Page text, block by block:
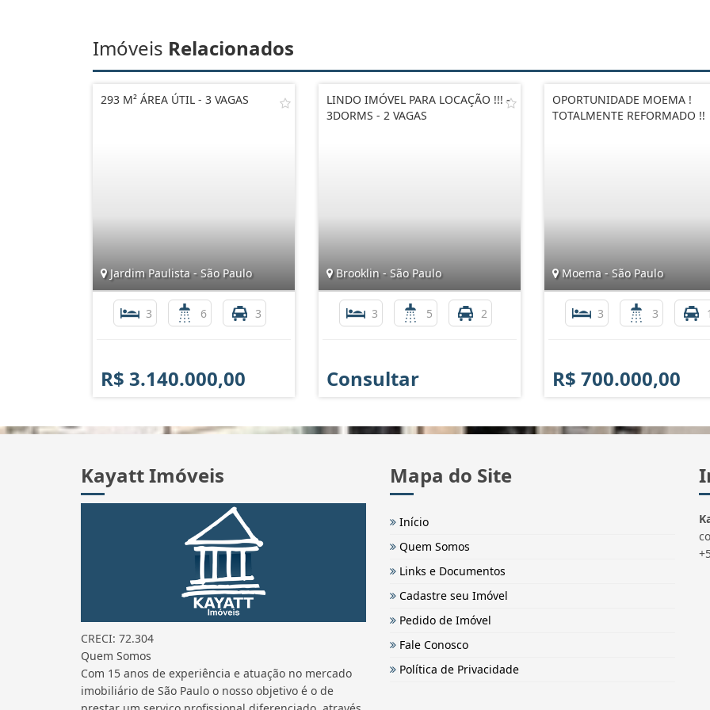
Imóveis Relacionados
293 M² ÁREA ÚTIL - 3 VAGAS
Jardim Paulista - São Paulo
3 6 3
R$ 3.140.000,00
LINDO IMÓVEL PARA LOCAÇÃO !!! -
3DORMS - 2 VAGAS
Brooklin - São Paulo
3 5 2
Consultar
OPORTUNIDADE MOEMA !
TOTALMENTE REFORMADO !!
Moema - São Paulo
3 3
R$ 700.000,00
Kayatt Imóveis
CRECI: 72.304
Quem Somos
Com 15 anos de experiência e atuação no mercado
imobiliário de São Paulo o nosso objetivo é o de
Mapa do Site
Início
Quem Somos
Links e Documentos
Cadastre seu Imóvel
Pedido de Imóvel
Fale Conosco
Política de Privacidade